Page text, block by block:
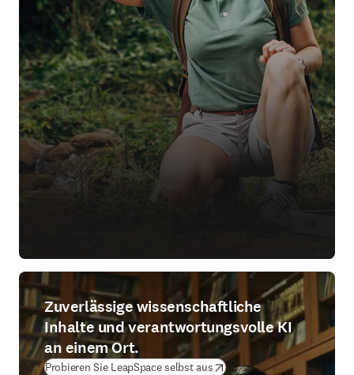
Zuverlässige wissenschaftliche
Inhalte und verantwortungsvolle KI
an einem Ort.
Probieren Sie LeapSpace selbst aus(Wird in neuem Tab/Fenster